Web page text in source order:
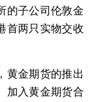
的子公司伦敦金
首两只实物交收
金期货的推出
加入黄金期货合